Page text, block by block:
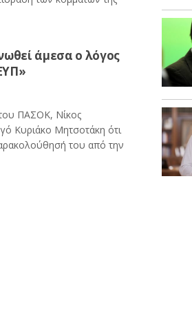
άμεσα ο λόγος
ΠΑΣΟΚ, Νίκος
Κυριάκο Μητσοτάκη ότι
του από την